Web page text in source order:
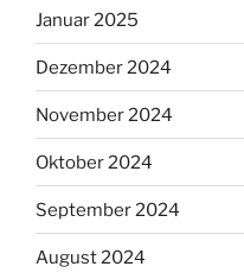
Januar 2025
Dezember 2024
November 2024
Oktober 2024
September 2024
August 2024